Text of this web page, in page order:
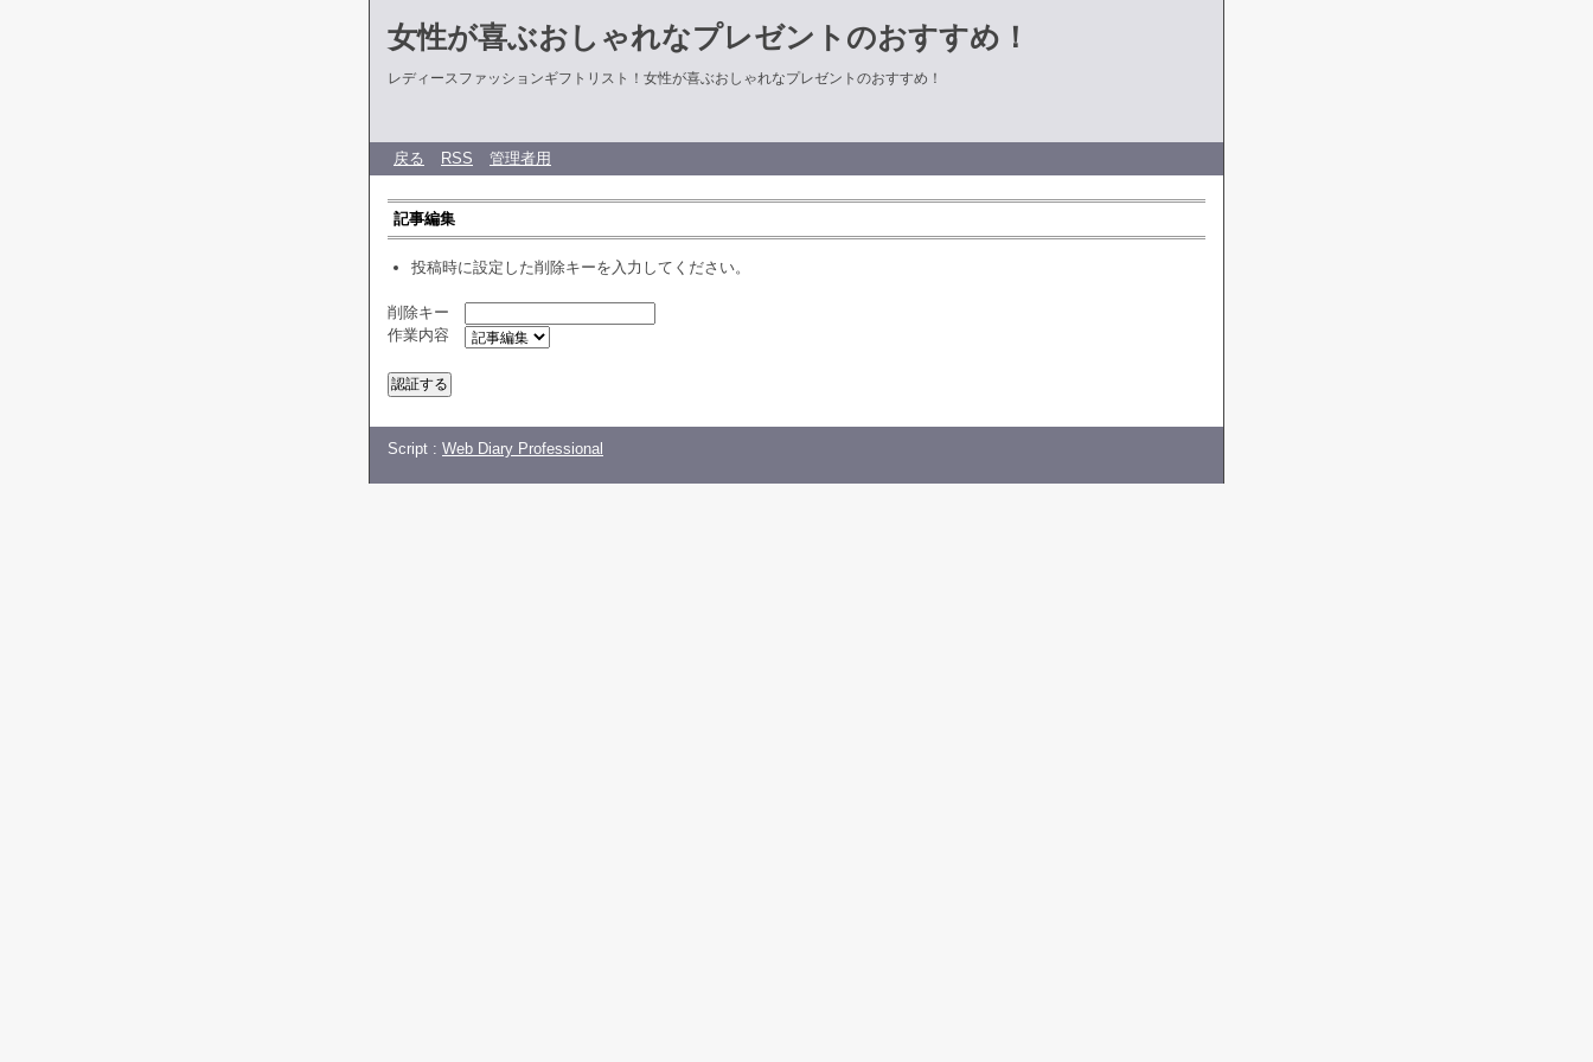
女性が喜ぶおしゃれなプレゼントのおすすめ！
レディースファッションギフトリスト！女性が喜ぶおしゃれなプレゼントのおすすめ！
戻る RSS 管理者用
記事編集
投稿時に設定した削除キーを入力してください。
削除キー
作業内容
Script : Web Diary Professional